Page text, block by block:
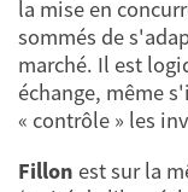
la mise en
sommés de
marché. Il est
échange, même
« contrôle » les
Fillon est sur la